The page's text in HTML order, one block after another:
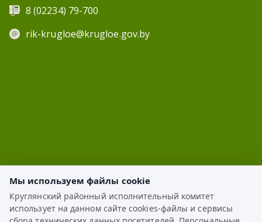
8 (02234) 79-700
rik-krugloe@krugloe.gov.by
ЭЛЕКТРОННОЕ ОБРАЩЕНИЕ
Мы используем файлы cookie
Круглянский районный исполнительный комитет
использует на данном сайте cookies-файлы и сервисы